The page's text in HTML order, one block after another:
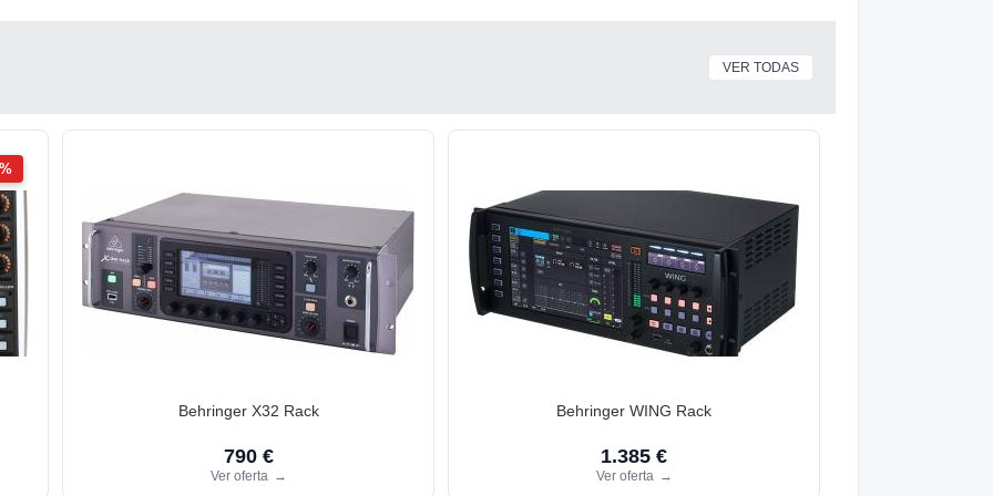
VER TODAS
Behringer X32 Rack
790 €
Ver oferta →
Behringer WING Rack
1.385 €
Ver oferta →